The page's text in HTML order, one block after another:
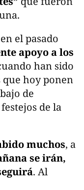
el pasado
apoyo a los
han sido
que hoy ponen
de
de la
muchos, a
se irán,
. Al